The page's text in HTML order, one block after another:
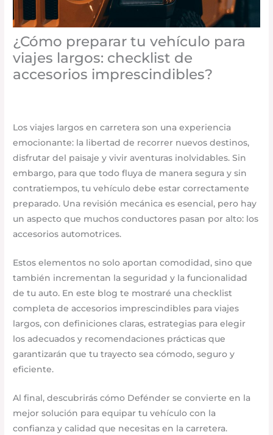
¿Cómo preparar tu vehículo para
viajes largos: checklist de
accesorios imprescindibles?
Los viajes largos en carretera son una experiencia
emocionante: la libertad de recorrer nuevos destinos,
disfrutar del paisaje y vivir aventuras inolvidables. Sin
embargo, para que todo fluya de manera segura y sin
contratiempos, tu vehículo debe estar correctamente
preparado. Una revisión mecánica es esencial, pero hay
un aspecto que muchos conductores pasan por alto: los
accesorios automotrices.
Estos elementos no solo aportan comodidad, sino que
también incrementan la seguridad y la funcionalidad
de tu auto. En este blog te mostraré una checklist
completa de accesorios imprescindibles para viajes
largos, con definiciones claras, estrategias para elegir
los adecuados y recomendaciones prácticas que
garantizarán que tu trayecto sea cómodo, seguro y
eficiente.
Al final, descubrirás cómo Defénder se convierte en la
mejor solución para equipar tu vehículo con la
confianza y calidad que necesitas en la carretera.